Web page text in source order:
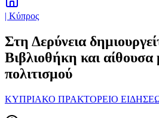
| Κύπρος
Στη Δερύνεια
Βιβλιοθήκη και αίθουσα
πολιτισμού
ΚΥΠΡΙΑΚΟ ΠΡΑΚΤΟΡΕΙΟ